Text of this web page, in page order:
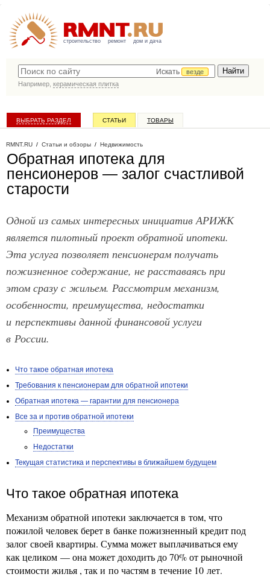
строительство ремонт дом и дача
Искать
везде
Например, керамическая плитка
ВЫБРАТЬ РАЗДЕЛ СТАТЬИ ТОВАРЫ
RMNT.RU / Статьи и обзоры / Недвижимость
Обратная ипотека для
пенсионеров — залог счастливой
старости
Одной из самых интересных инициатив АРИЖК
является пилотный проект обратной ипотеки.
Эта услуга позволяет пенсионерам получать
пожизненное содержание, не расставаясь при
этом сразу с жильем. Рассмотрим механизм,
особенности, преимущества, недостатки
и перспективы данной финансовой услуги
в России.
Что такое обратная ипотека
Требования к пенсионерам для обратной ипотеки
Обратная ипотека — гарантии для пенсионера
Все за и против обратной ипотеки
Преимущества
Недостатки
Текущая статистика и перспективы в ближайшем будущем
Что такое обратная ипотека
Механизм обратной ипотеки заключается в том, что
пожилой человек берет в банке пожизненный кредит под
залог своей квартиры. Сумма может выплачиваться ему
как целиком — она может доходить до 70% от рыночной
стоимости жилья , так и по частям в течение 10 лет.